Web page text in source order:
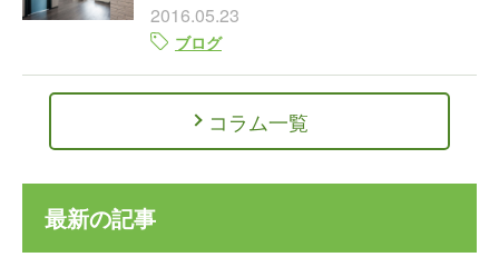
2016.05.23
ブログ
コラム一覧
最新の記事